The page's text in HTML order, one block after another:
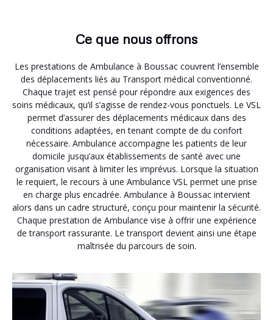
Ce que nous offrons
Les prestations de Ambulance à Boussac couvrent l’ensemble
des déplacements liés au Transport médical conventionné.
Chaque trajet est pensé pour répondre aux exigences des
soins médicaux, qu’il s’agisse de rendez-vous ponctuels. Le VSL
permet d’assurer des déplacements médicaux dans des
conditions adaptées, en tenant compte de du confort
nécessaire. Ambulance accompagne les patients de leur
domicile jusqu’aux établissements de santé avec une
organisation visant à limiter les imprévus. Lorsque la situation
le requiert, le recours à une Ambulance VSL permet une prise
en charge plus encadrée. Ambulance à Boussac intervient
alors dans un cadre structuré, conçu pour maintenir la sécurité.
Chaque prestation de Ambulance vise à offrir une expérience
de transport rassurante. Le transport devient ainsi une étape
maîtrisée du parcours de soin.